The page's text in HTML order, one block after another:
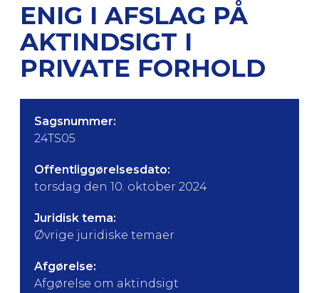
ENIG I AFSLAG PÅ
AKTINDSIGT I
PRIVATE FORHOLD
Sagsnummer:
24TS05
Offentliggørelsesdato:
torsdag den 10. oktober 2024
Juridisk tema:
Øvrige juridiske temaer
Afgørelse:
Afgørelse om aktindsigt